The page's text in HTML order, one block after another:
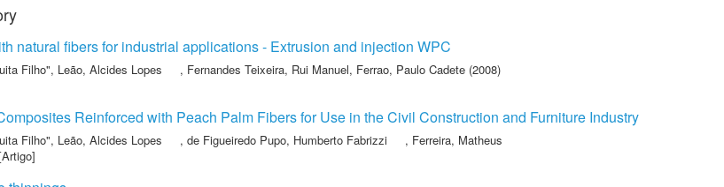
natural fibers for industrial applications - Extrusion and injection WPC
Filho", Leão, Alcides Lopes , Fernandes Teixeira, Rui Manuel, Ferrao, Paulo Cadete (2008)
Reinforced with Peach Palm Fibers for Use in the Civil Construction and Furniture Industry
Filho", Leão, Alcides Lopes , de Figueiredo Pupo, Humberto Fabrizzi , Ferreira, Matheus